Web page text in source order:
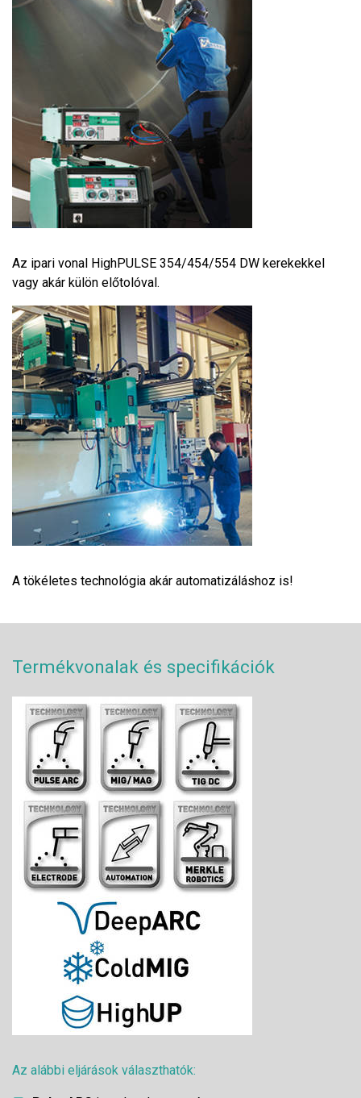
Az ipari vonal HighPULSE 354/454/554 DW kerekekkel
vagy akár külön előtolóval.
A tökéletes technológia akár automatizáláshoz is!
Termékvonalak és specifikációk
Az alábbi eljárások választhatók: